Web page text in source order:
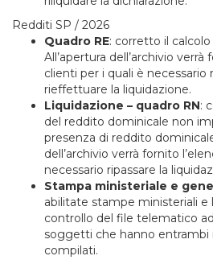
Redditi SP / 2026
Quadro RE: corretto il
All’apertura dell’archivio
clienti per i quali è necessario
rieffettuare la liquidazione.
Liquidazione – quadro RN:
del reddito dominicale non
presenza di reddito
dell’archivio verrà fornito
necessario ripassare la
Stampa ministeriale e
abilitate stampe ministeriali e
controllo del file telematico
soggetti che hanno entrambi
compilati.